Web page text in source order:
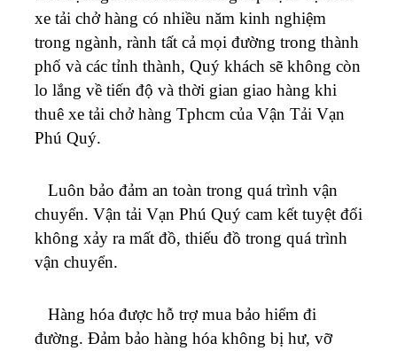
xe tải chở hàng có nhiều năm kinh nghiệm
trong ngành, rành tất cả mọi đường trong thành
phố và các tỉnh thành, Quý khách sẽ không còn
lo lắng về tiến độ và thời gian giao hàng khi
thuê xe tải chở hàng Tphcm của Vận Tải Vạn
Phú Quý.
Luôn bảo đảm an toàn trong quá trình vận
chuyển. Vận tải Vạn Phú Quý cam kết tuyệt đối
không xảy ra mất đồ, thiếu đồ trong quá trình
vận chuyển.
Hàng hóa được hỗ trợ mua bảo hiểm đi
đường. Đảm bảo hàng hóa không bị hư, vỡ